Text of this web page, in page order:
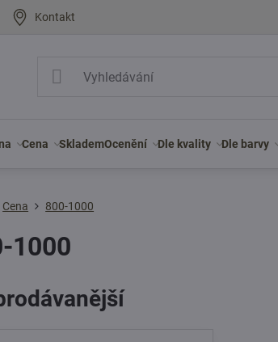
Kontakt
Cena SklademOcenění Dle kvality Dle barvy
Cena 800-1000
1000